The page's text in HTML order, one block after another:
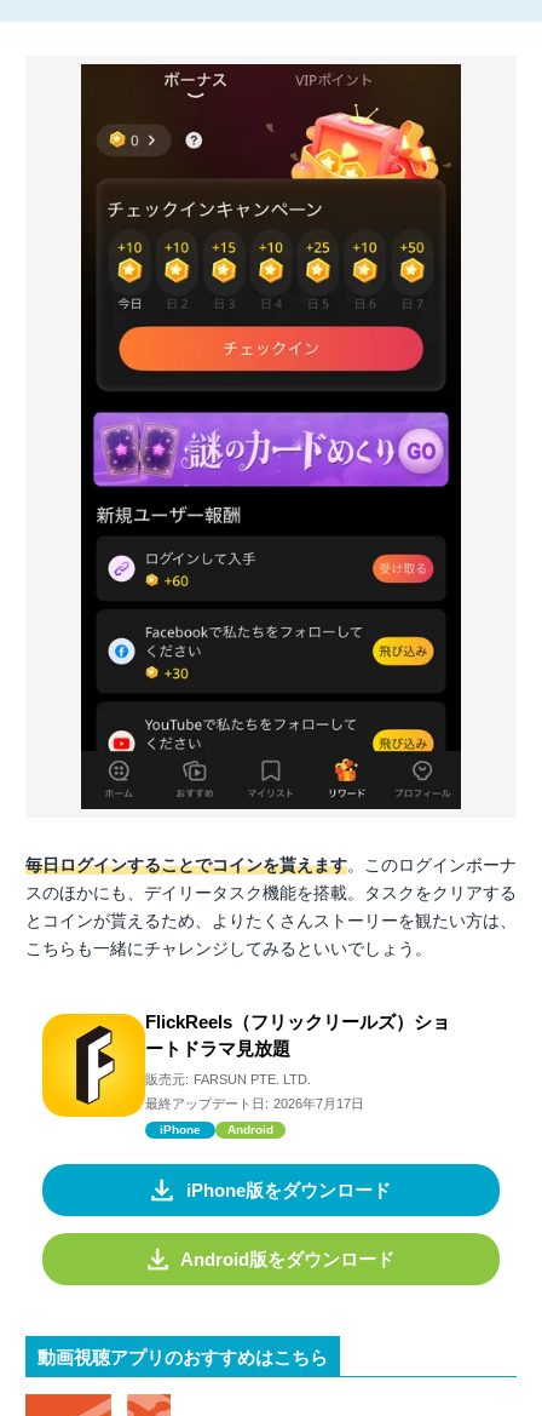
毎日ログインすることでコインを貰えます。このログインボーナ
スのほかにも、デイリータスク機能を搭載。タスクをクリアする
とコインが貰えるため、よりたくさんストーリーを観たい方は、
こちらも一緒にチャレンジしてみるといいでしょう。
FlickReels（フリックリールズ）ショ
ートドラマ見放題
販売元: FARSUN PTE. LTD.
最終アップデート日: 2026年7月17日
iPhone Android
iPhone版をダウンロード
Android版をダウンロード
動画視聴アプリのおすすめはこちら